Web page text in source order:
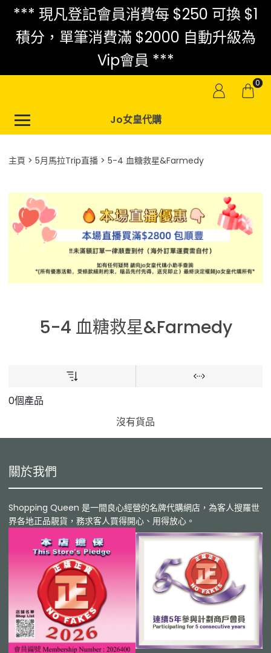
*** 現凡登記會員消費每 $250 可換 $1
積分，單筆消費滿 $2000 自動升級為
Vip會員 ***
0
Jo女皇代購
主頁 5月馬拉Trip直播 5-4 血糖救星&Farmedy
5-4 血糖救星&Farmedy
0個產品
沒有貨品
關於我們
Shopping Queen 是一間良心經營的名牌代購網店，為客人搜羅世
界各地正品靚貨，務求客人買得開心、用得放心。